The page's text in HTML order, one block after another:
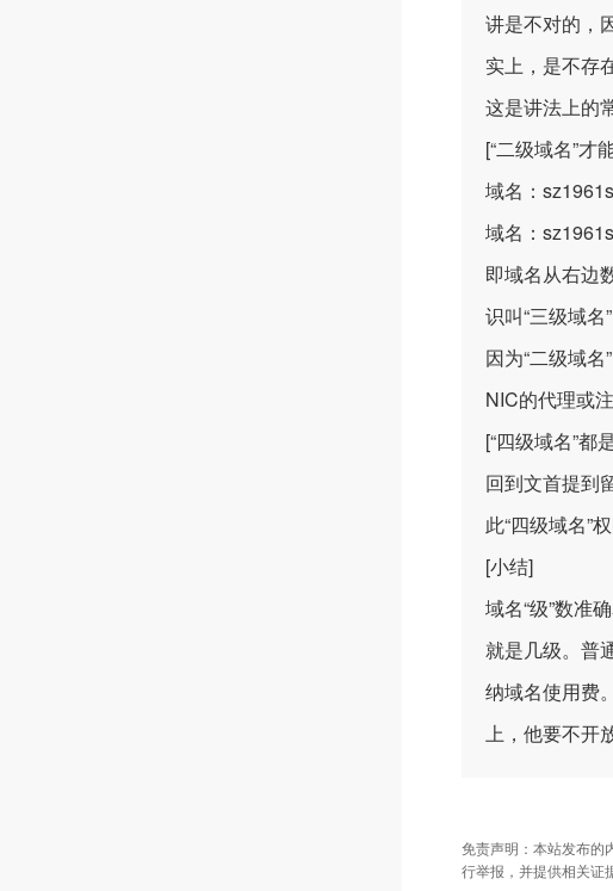
讲是不对的，
实上，是不存
这是讲法上的
[“二级域名”才
域名：
域名：
即域名从右边
识叫“三级域名
因为“二级域
NIC的代理或
[“四级域名”都
回到文首提到
此“四级域名”
[小结]
域名“级”数准
就是几级。普
纳域名使用费
上，他要不开
免责声明：本站发布的
行举报，并提供相关证